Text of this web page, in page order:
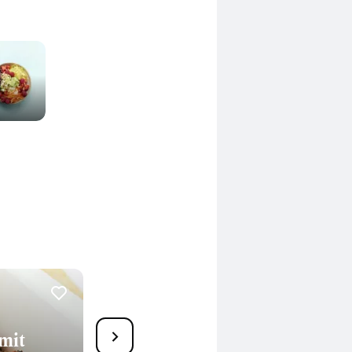
74
Tomaten-Zucchini-Gratin